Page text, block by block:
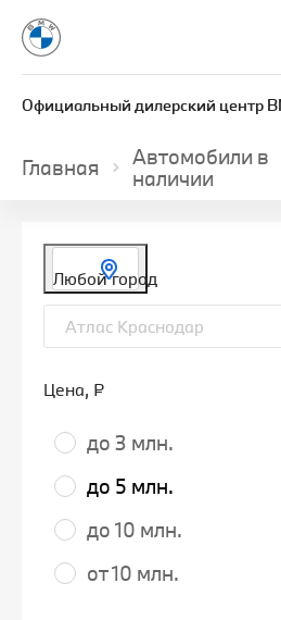
Официальный дилерский центр
Главная
Автомобили в
наличии
Любой город
Атлас Краснодар
Цена, ₽
до 3 млн.
до 5 млн.
до 10 млн.
от 10 млн.